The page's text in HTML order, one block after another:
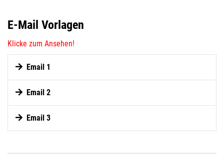
E-Mail Vorlagen
Klicke zum Ansehen!
Email 1
Email 2
Betreff: Neue Instagram Provision für Dich!
Email 3